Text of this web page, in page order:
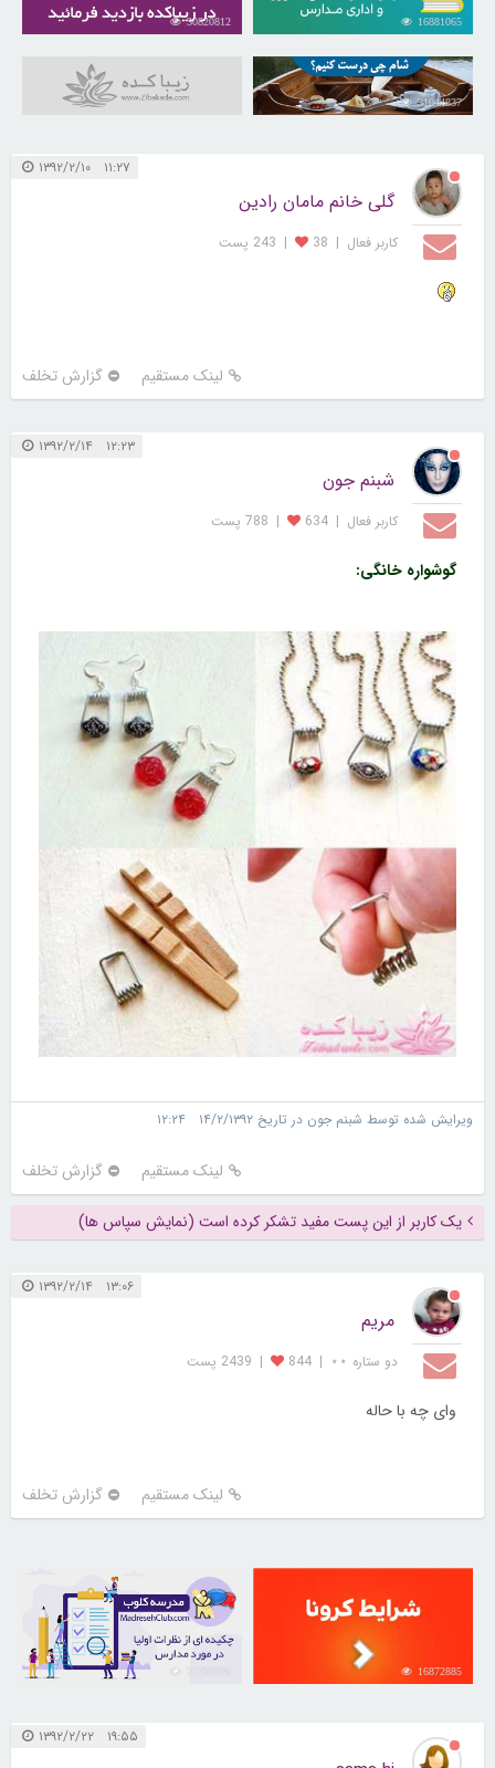
16881065
30820812
31044837
۱۱:۲۷ ۱۳۹۲/۲/۱۰
گلی خانم مامان رادین
کاربر فعال |
38
| 243 پست
لینک مستقیم گزارش تخلف
۱۲:۲۳ ۱۳۹۲/۲/۱۴
شبنم جون
کاربر فعال |
634
| 788 پست
گوشواره خانگی:
ویرایش شده توسط شبنم جون در تاریخ ۱۴/۲/۱۳۹۲ ۱۲:۲۴
لینک مستقیم گزارش تخلف
یک کاربر از این پست مفید تشکر کرده است (نمایش سپاس ها)
۱۳:۰۶ ۱۳۹۲/۲/۱۴
مریم
دو ستاره ⋆⋆ |
844
| 2439 پست
وای چه با حاله
لینک مستقیم گزارش تخلف
16872885
۱۹:۵۵ ۱۳۹۲/۲/۲۲